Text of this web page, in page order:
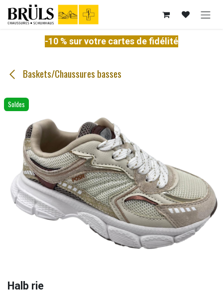
Se rendre au contenu
-10 % sur votre cartes de fidélité
Baskets/Chaussures basses
Soldes
Halb rie